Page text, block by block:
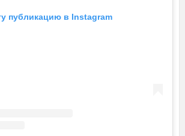
публикацию в Instagram